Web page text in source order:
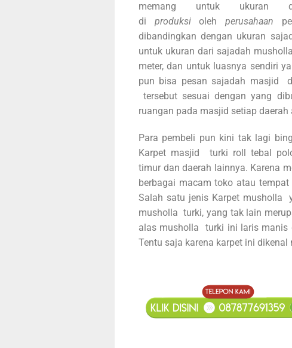
memang untuk
di produksioleh perusahaan
dibandingkan dengan ukuran
untuk ukuran dari sajadah
meter, dan untuk luasnya sendiri
pun bisa pesan sajadah masjid
tersebut sesuai dengan yang
ruangan pada masjid setiap daerah
Para pembeli pun kini tak lagi
Karpet masjid turki roll tebal
timur dan daerah lainnya. Karena
berbagai macam toko atau
Salah satu jenis Karpet musholla
musholla turki, yang tak lain
alas musholla turki ini laris manis
Tentu saja karena karpet ini